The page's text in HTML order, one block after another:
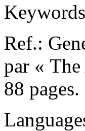
Ref.:
par «
88